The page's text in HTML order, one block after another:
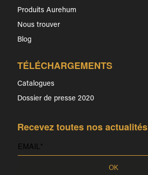
Produits Aurehum
Nous trouver
Blog
TÉLÉCHARGEMENTS
Catalogues
Dossier de presse 2020
Recevez toutes nos actualités